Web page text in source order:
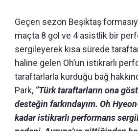
Geçen sezon Beşiktaş
maçta 8 gol ve 4 asistlik bir
sergileyerek kısa sürede
haline gelen Oh’un istikrarlı
taraftarlarla kurduğu bağ
Park, “Türk taraftarların ona
desteğin farkındayım. Oh
kadar istikrarlı performans